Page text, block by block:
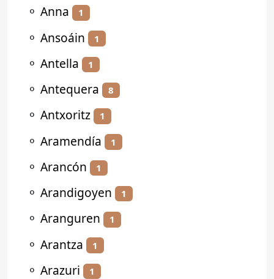
⚬ Anna 1
⚬ Ansoáin 1
⚬ Antella 1
⚬ Antequera 8
⚬ Antxoritz 1
⚬ Aramendía 1
⚬ Arancón 1
⚬ Arandigoyen 1
⚬ Aranguren 1
⚬ Arantza 1
⚬ Arazuri 1